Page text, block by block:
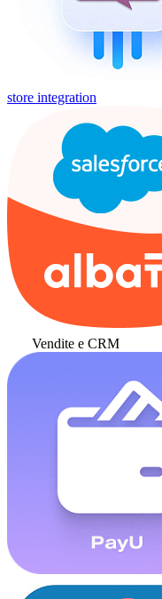
store integration
Vendite e CRM